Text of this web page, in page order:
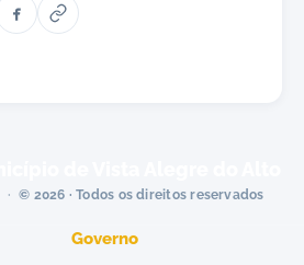
© 2026 · Todos os direitos reservados
Governo